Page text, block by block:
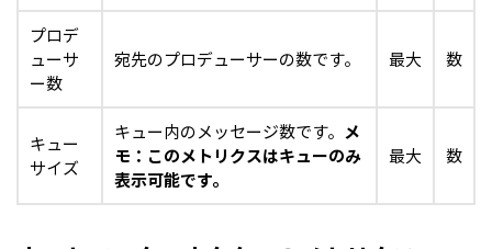
プロデ
ューサ
ー数
宛先のプロデューサーの数です。 最大 数
キュー
サイズ
キュー内のメッセージ数です。 メ
モ：このメトリクスはキューのみ
表示可能です。
最大 数